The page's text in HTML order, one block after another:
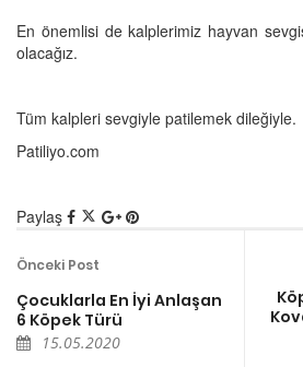
En önemlisi de kalplerimiz hayvan
olacağız.
Tüm kalpleri sevgiyle patilemek dileğiyle.
Patiliyo.com
Paylaş
Önceki Post
Çocuklarla En İyi Anlaşan
6 Köpek Türü
15.05.2020